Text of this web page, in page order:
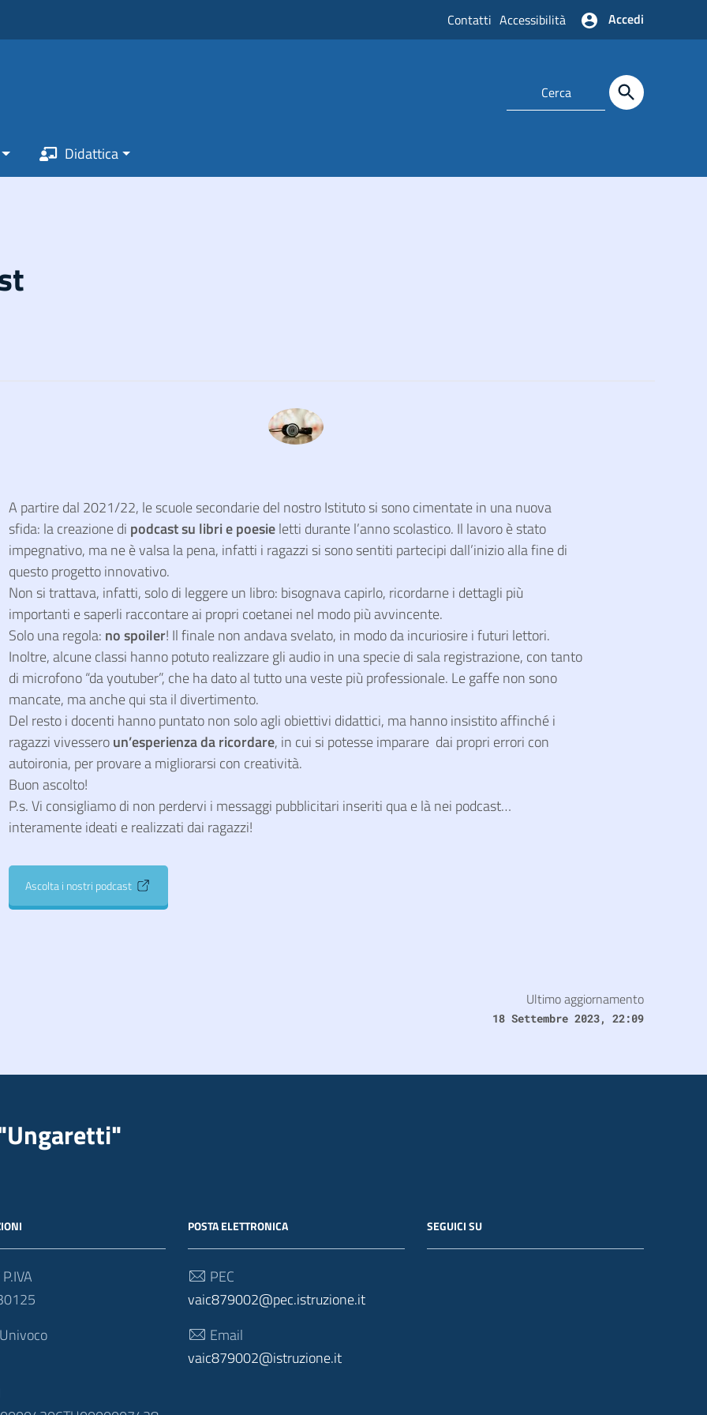
Contatti Accessibilità Accedi
Didattica
A partire dal 2021/22, le scuole secondarie del nostro Istituto si sono cimentate in una nuova
sfida: la creazione di podcast su libri e poesieletti durante l’anno scolastico. Il lavoro è stato
impegnativo, ma ne è valsa la pena, infatti i ragazzi si sono sentiti partecipi dall’inizio alla fine di
questo progetto innovativo.
Non si trattava, infatti, solo di leggere un libro: bisognava capirlo, ricordarne i dettagli più
importanti e saperli raccontare ai propri coetanei nel modo più avvincente.
Solo una regola: no spoiler! Il finale non andava svelato, in modo da incuriosire i futuri lettori.
Inoltre, alcune classi hanno potuto realizzare gli audio in una specie di sala registrazione, con tanto
di microfono “da youtuber”, che ha dato al tutto una veste più professionale. Le gaffe non sono
mancate, ma anche qui sta il divertimento.
Del resto i docenti hanno puntato non solo agli obiettivi didattici, ma hanno insistito affinché i
ragazzi vivesseroun’esperienza da ricordare, in cui si potesse imparare dai propri errori con
autoironia, per provare a migliorarsi con creatività.
Buon ascolto!
P.s. Vi consigliamo di non perdervi i messaggi pubblicitari inseriti qua e là nei podcast…
interamente ideati e realizzati dai ragazzi!
Ascolta i nostri podcast
Ultimo aggiornamento
18 Settembre 2023, 22:09
POSTA ELETTRONICA
PEC
vaic879002@pec.istruzione.it
Email
vaic879002@istruzione.it
SEGUICI SU